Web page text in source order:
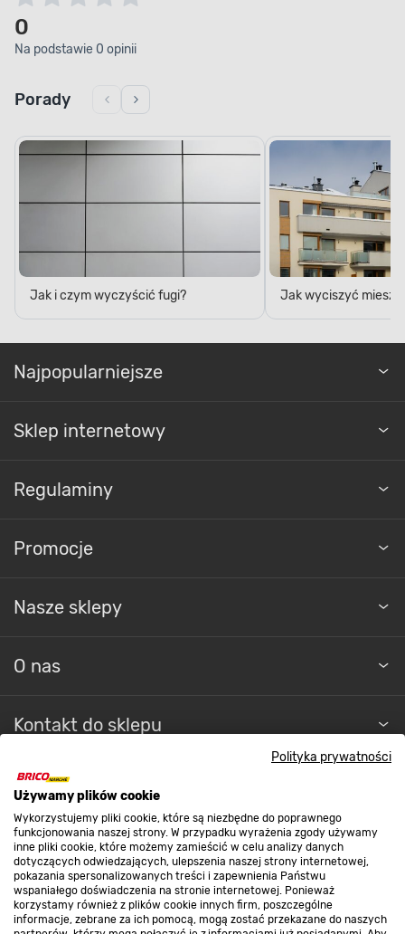
Polityka prywatności
Używamy plików cookie
Wykorzystujemy pliki cookie, które są niezbędne do poprawnego
funkcjonowania naszej strony. W przypadku wyrażenia zgody używamy
inne pliki cookie, które możemy zamieścić w celu analizy danych
dotyczących odwiedzających, ulepszenia naszej strony internetowej,
pokazania spersonalizowanych treści i zapewnienia Państwu
wspaniałego doświadczenia na stronie internetowej. Ponieważ
korzystamy również z plików cookie innych firm, poszczególne
informacje, zebrane za ich pomocą, mogą zostać przekazane do naszych
0
Na podstawie 0 opinii
Porady
Jak i czym wyczyścić fugi? Jak wyciszyć
Najpopularniejsze
Sklep internetowy
Regulaminy
Promocje
Nasze sklepy
O nas
Kontakt do sklepu
Strefa biznesu
Dołącz do nas